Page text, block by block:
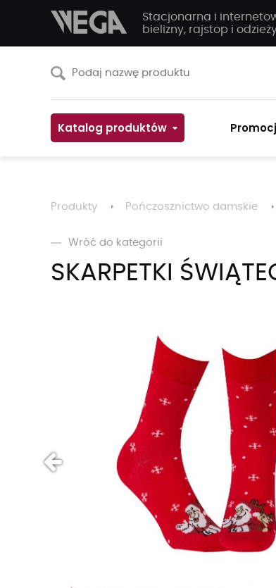
Stacjonarna i
bielizny, rajstop i
Katalog produktów
Produkty Pończosznictwo damskie
Wróć do kategorii
SKARPETKI